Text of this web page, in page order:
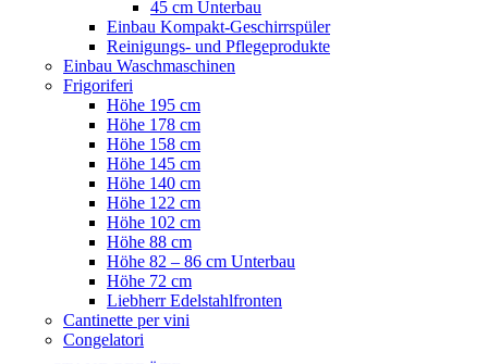
45 cm Unterbau
Einbau Kompakt-Geschirrspüler
Reinigungs- und Pflegeprodukte
Einbau Waschmaschinen
Frigoriferi
Höhe 195 cm
Höhe 178 cm
Höhe 158 cm
Höhe 145 cm
Höhe 140 cm
Höhe 122 cm
Höhe 102 cm
Höhe 88 cm
Höhe 82 – 86 cm Unterbau
Höhe 72 cm
Liebherr Edelstahlfronten
Cantinette per vini
Congelatori